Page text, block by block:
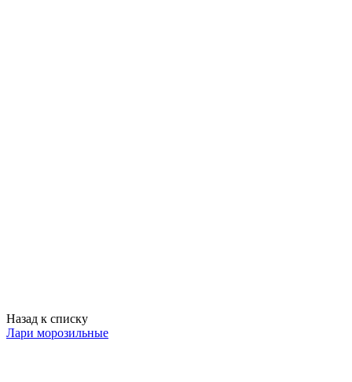
Назад к списку
Лари морозильные